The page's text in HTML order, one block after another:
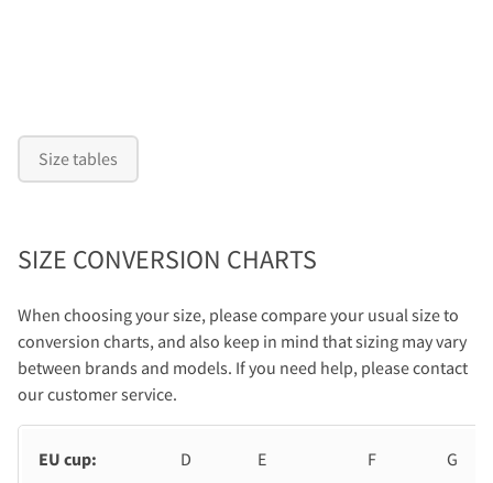
Size tables
SIZE CONVERSION CHARTS
When choosing your size, please compare your usual size to
conversion charts, and also keep in mind that sizing may vary
between brands and models. If you need help, please contact
our customer service.
EU cup: D E F G